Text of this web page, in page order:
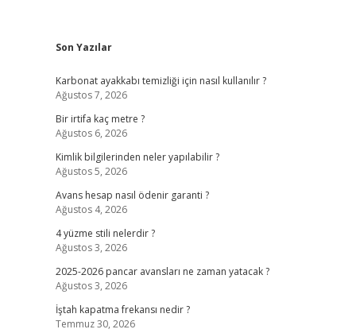
Sidebar
Son Yazılar
Karbonat ayakkabı temizliği için nasıl kullanılır ?
Ağustos 7, 2026
Bir irtifa kaç metre ?
Ağustos 6, 2026
Kimlik bilgilerinden neler yapılabilir ?
Ağustos 5, 2026
Avans hesap nasıl ödenir garanti ?
Ağustos 4, 2026
4 yüzme stili nelerdir ?
Ağustos 3, 2026
2025-2026 pancar avansları ne zaman yatacak ?
Ağustos 3, 2026
İştah kapatma frekansı nedir ?
Temmuz 30, 2026